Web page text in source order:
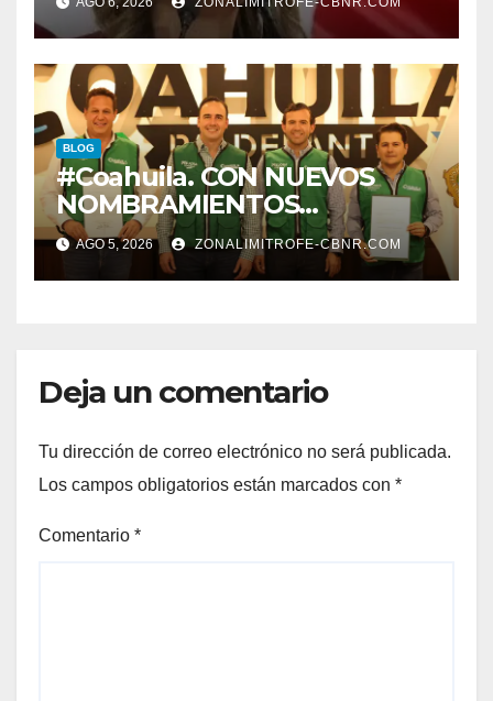
QUE VER CON LA
PROTECCION DE
TRABAJADORES DE LA
EDUCACION.
BLOG
#Coahuila. CON NUEVOS
NOMBRAMIENTOS
FORTALECE GOBERNADOR
GABINETE
AGO 5, 2026 ZONALIMITROFE-CBNR.COM
Deja un comentario
Tu dirección de correo electrónico no será publicada.
Los campos obligatorios están marcados con *
Comentario *